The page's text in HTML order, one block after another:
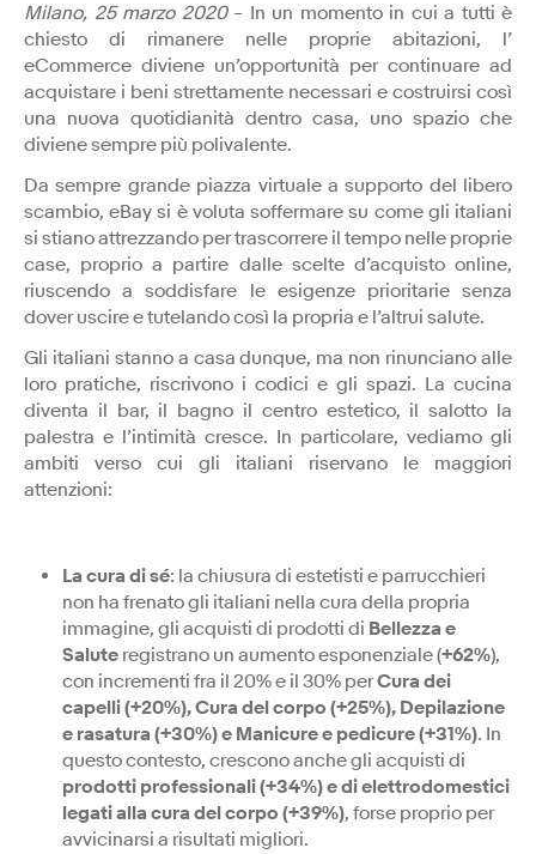
Milano, 25 marzo 2020– In un momento in cui a tutti è
chiesto di rimanere nelle proprie abitazioni, l’
eCommerce diviene un’opportunità per continuare ad
acquistare i beni strettamente necessari e costruirsi così
una nuova quotidianità dentro casa, uno spazio che
diviene sempre più polivalente.
Da sempre grande piazza virtuale a supporto del libero
scambio, eBay si è voluta soffermare su come gli italiani
si stiano attrezzando per trascorrere il tempo nelle proprie
case, proprio a partire dalle scelte d’acquisto online,
riuscendo a soddisfare le esigenze prioritarie senza
dover uscire e tutelando così la propria e l’altrui salute.
Gli italiani stanno a casa dunque, ma non rinunciano alle
loro pratiche, riscrivono i codici e gli spazi. La cucina
diventa il bar, il bagno il centro estetico, il salotto la
palestra e l’intimità cresce. In particolare, vediamo gli
ambiti verso cui gli italiani riservano le maggiori
attenzioni:
La cura di sé: la chiusura di estetisti e parrucchieri
non ha frenato gli italiani nella cura della propria
immagine, gli acquisti di prodotti di Bellezza e
Salute registrano un aumento esponenziale (+62%),
con incrementi fra il 20% e il 30% perCura dei
capelli (+20%), Cura del corpo (+25%), Depilazione
e rasatura (+30%) e Manicure e pedicure (+31%). In
questo contesto, crescono anche gli acquisti di
prodotti professionali (+34%) e di elettrodomestici
legati alla cura del corpo (+39%), forse proprio per
avvicinarsi a risultati migliori.